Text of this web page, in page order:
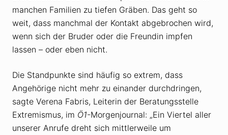
manchen Familien zu tiefen Gräben. Das geht so
weit, dass manchmal der Kontakt abgebrochen wird,
wenn sich der Bruder oder die Freundin impfen
lassen – oder eben nicht.
Die Standpunkte sind häufig so extrem, dass
Angehörige nicht mehr zu einander durchdringen,
sagte Verena Fabris, Leiterin der Beratungsstelle
Extremismus, im Ö1-Morgenjournal: „Ein Viertel aller
unserer Anrufe dreht sich mittlerweile um